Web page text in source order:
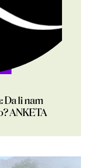
Da li nam
ANKETA